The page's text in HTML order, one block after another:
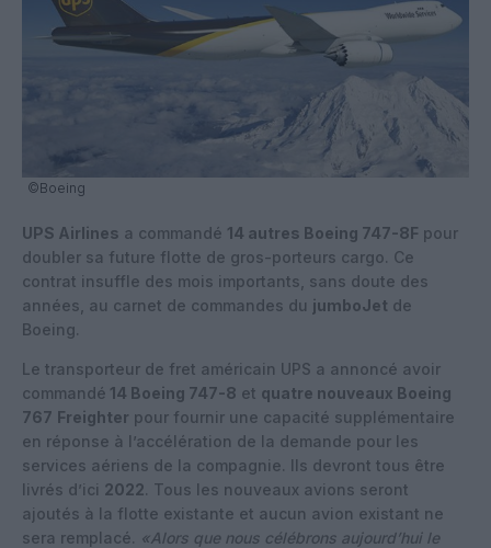
©Boeing
UPS Airlines a commandé 14 autres Boeing 747-8F pour
doubler sa future flotte de gros-porteurs cargo. Ce
contrat insuffle des mois importants, sans doute des
années, au carnet de commandes du jumboJet de
Boeing.
Le transporteur de fret américain UPS a annoncé avoir
commandé 14 Boeing 747-8 et quatre nouveaux Boeing
767 Freighter pour fournir une capacité supplémentaire
en réponse à l’accélération de la demande pour les
services aériens de la compagnie. Ils devront tous être
livrés d’ici 2022. Tous les nouveaux avions seront
ajoutés à la flotte existante et aucun avion existant ne
sera remplacé. «Alors que nous célébrons aujourd’hui le